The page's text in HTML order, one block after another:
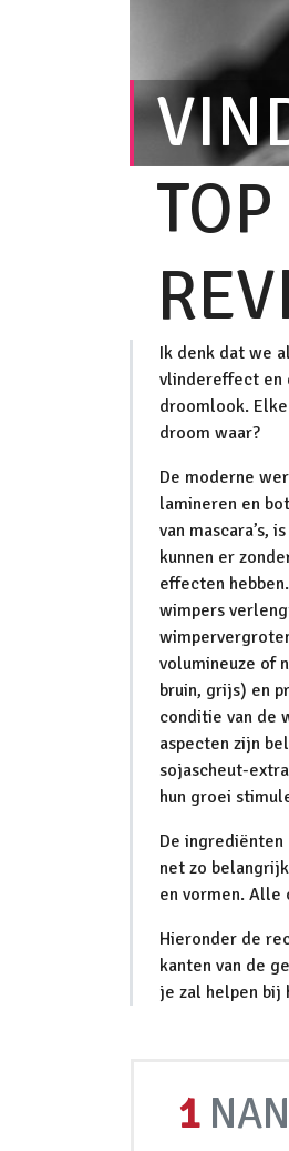
Ik denk dat we
vlindereffect en
droomlook.
droom waar?
De moderne
lamineren en
van mascara’s,
kunnen er
effecten
wimpers
volumineuze of
bruin, grijs) en
conditie van de
aspecten zijn
sojascheut-
hun groei
De ingrediënten
net zo
en vormen.
Hieronder de
kanten van de
je zal helpen bij
1